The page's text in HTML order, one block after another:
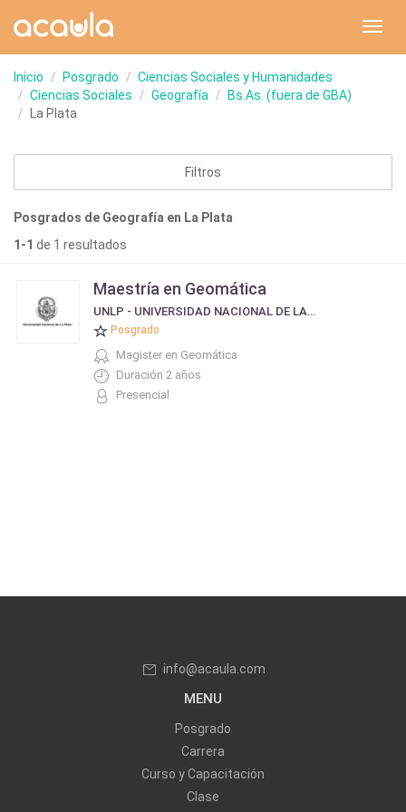
Inicio Posgrado
Ciencias Sociales y Humanidades
Ciencias Sociales
Geografía
Bs.As. (fuera de GBA)
La Plata
Filtros
Posgrados de Geografía en La Plata
1-1 de 1 resultados
Maestría en Geomática
UNLP - UNIVERSIDAD NACIONAL DE LA PLATA
Posgrado
Magister en Geomática
Duración 2 años
Presencial
info@acaula.com
MENU
Posgrado
Carrera
Curso y Capacitación
Clase